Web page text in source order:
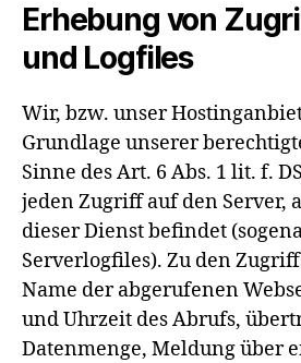
Erhebung von
und Logfiles
Wir, bzw. unser
Grundlage unserer
Sinne des Art. 6 Abs. 1 lit. f.
jeden Zugriff auf den Server,
dieser Dienst befindet
Serverlogfiles). Zu den
Name der abgerufenen
und Uhrzeit des Abrufs,
Datenmenge, Meldung über